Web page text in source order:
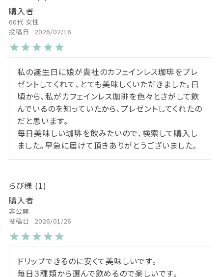
購入者
60代 女性
投稿日
2026/02/16
私の誕生日に娘が貴社のカフェインレス珈琲をプレ
ゼントしてくれて､とても美味しくいただきました｡日
頃から､私がカフェインレス珈琲を色々とさがして飲
んでいるのを知っていたから､プレゼントしてくれたの
だと思います｡
毎日美味しい珈琲を飲みたいので､検索して購入し
ました｡早急に届けて頂きありがとうございました｡
らび
1
購入者
非公開
投稿日
2026/01/26
ドリップできるのに安くて美味しいです。
毎日３種類から選んで飲めるので楽しいです。